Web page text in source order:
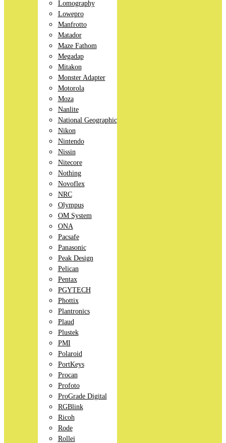
Lomography
Lowepro
Manfrotto
Matador
Maze Fathom
Megadap
Mitakon
Monster Adapter
Motorola
Moza
Nanlite
National Geographic
Nikon
Nintendo
Nissin
Nitecore
Nothing
Novoflex
NRC
Olympus
OM System
ONA
Pacsafe
Panasonic
Peak Design
Pelican
Pentax
PGYTECH
Phottix
Plantronics
Plaud
Plustek
PMI
Polaroid
PortKeys
Procan
Profoto
ProGrade Digital
RGBlink
Ricoh
Rode
Rollei